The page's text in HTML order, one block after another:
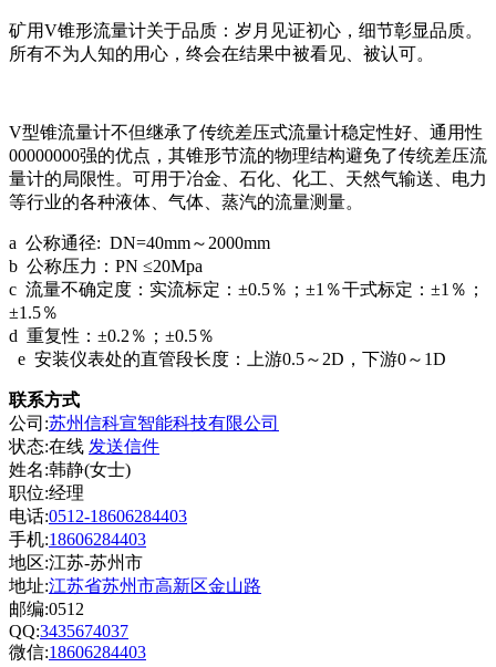
矿用V锥形流量计关于品质：岁月见证初心，细节彰显品质。
所有不为人知的用心，终会在结果中被看见、被认可。
V型锥流量计不但继承了传统差压式流量计稳定性好、通用性
00000000强的优点，其锥形节流的物理结构避免了传统差压流
量计的局限性。可用于冶金、石化、化工、天然气输送、电力
等行业的各种液体、气体、蒸汽的流量测量。
a 公称通径: DN=40mm～2000mm
b 公称压力：PN ≤20Mpa
c 流量不确定度：实流标定：±0.5％；±1％干式标定：±1％；
±1.5％
d 重复性：±0.2％；±0.5％
e 安装仪表处的直管段长度：上游0.5～2D，下游0～1D
联系方式
公司:苏州信科宣智能科技有限公司
状态:在线 发送信件
姓名:韩静(女士)
职位:经理
电话:0512-18606284403
手机:18606284403
地区:江苏-苏州市
地址:江苏省苏州市高新区金山路
邮编:0512
QQ:3435674037
微信:18606284403